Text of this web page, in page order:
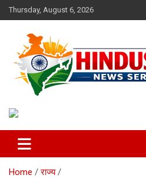
Skip
to
Thursday, August 6, 2026
Hindustan News
Home
राज्य